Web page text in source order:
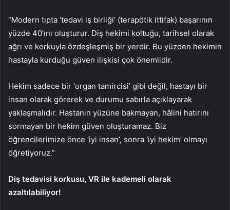
“Modern tıpta ‘tedavi iş birliği’ (terapötik ittifak) başarının
yüzde 40’ını oluşturur. Diş hekimi koltuğu, tarihsel olarak
ağrı ve korkuyla özdeşleşmiş bir yerdir. Bu yüzden hekimin
hastayla kurduğu güven ilişkisi çok önemlidir.
Hekim sadece bir ‘organ tamircisi’ gibi değil, hastayı bir
insan olarak görerek ve durumu sabırla açıklayarak
yaklaşmalıdır. Hastanın yüzüne bakmayan, hâlini hatırını
sormayan bir hekim güven oluşturamaz. Biz
öğrencilerimize önce ‘iyi insan’, sonra ‘iyi hekim’ olmayı
öğretiyoruz.”
Diş tedavisi korkusu, VR ile kademeli olarak
azaltılabiliyor!